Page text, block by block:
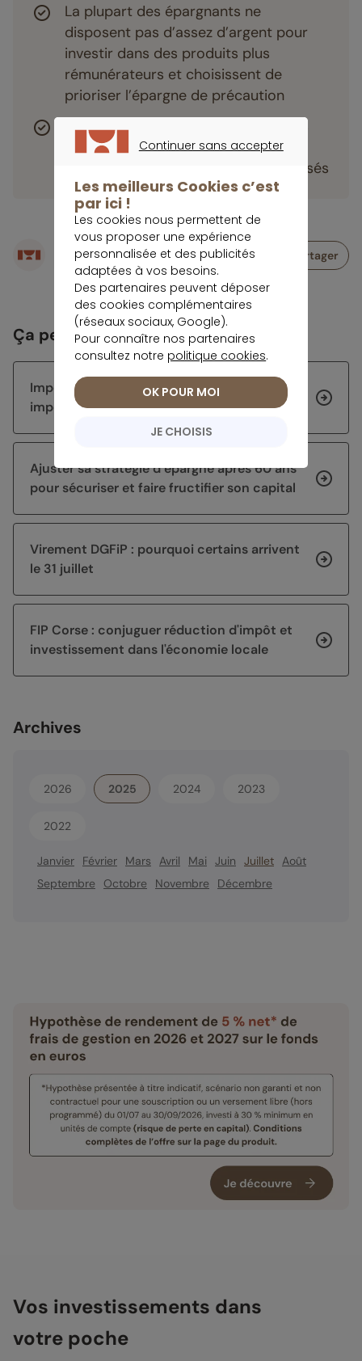
La plupart des épargnants ne
disposent pas d’assez d’argent pour
investir dans des produits plus
rémunérateurs et choisissent de
prioriser l’épargne de précaution
L’accès aux placements plus risqués
affichant des rendements élevés
semble être réservé aux ménages aisés
Rédaction meilleurtaux Placement
Partager
Ça peut vous intéresser
Impôts 2026 : corriger sa déclaration sur
impots.gouv.fr
Ajuster sa stratégie d’épargne après 60 ans
pour sécuriser et faire fructifier son capital
Virement DGFiP : pourquoi certains arrivent
le 31 juillet
FIP Corse : conjuguer réduction d'impôt et
investissement dans l'économie locale
Archives
2026 2025 2024 2023
2022
Janvier Février Mars Avril Mai Juin Juillet
Août
Septembre
Octobre Novembre Décembre
Vos investissements dans
votre poche
Continuer sans accepter
Les meilleurs Cookies c’est
par ici !
Les cookies nous permettent de
vous proposer une expérience
personnalisée et des publicités
adaptées à vos besoins.
Des partenaires peuvent déposer
des cookies complémentaires
(réseaux sociaux, Google).
Pour connaître nos partenaires
consultez notre politique cookies.
JE CHOISIS
OK POUR MOI